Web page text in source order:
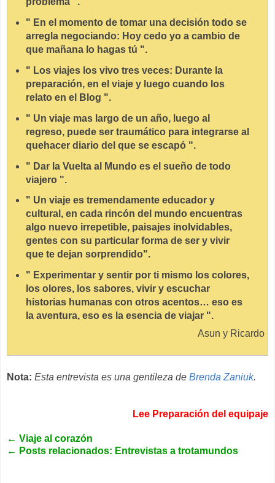
" En el momento de tomar una decisión todo se
arregla negociando: Hoy cedo yo a cambio de
que mañana lo hagas tú ".
" Los viajes los vivo tres veces: Durante la
preparación, en el viaje y luego cuando los
relato en el Blog ".
" Un viaje mas largo de un año, luego al
regreso, puede ser traumático para integrarse al
quehacer diario del que se escapó ".
" Dar la Vuelta al Mundo es el sueño de todo
viajero ".
" Un viaje es tremendamente educador y
cultural, en cada rincón del mundo encuentras
algo nuevo irrepetible, paisajes inolvidables,
gentes con su particular forma de ser y vivir
que te dejan sorprendido".
" Experimentar y sentir por ti mismo los colores,
los olores, los sabores, vivir y escuchar
historias humanas con otros acentos… eso es
la aventura, eso es la esencia de viajar ".
Asun y Ricardo
Nota: Esta entrevista es una gentileza de Brenda Zaniuk.
Lee Preparación del equipaje
← Viaje al corazón
← Posts relacionados: Entrevistas a trotamundos